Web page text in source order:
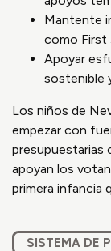
Mantente
como First
Apoyar
sostenible
Los niños de
empezar con
apoyan los
primera infancia
SISTEMA DE